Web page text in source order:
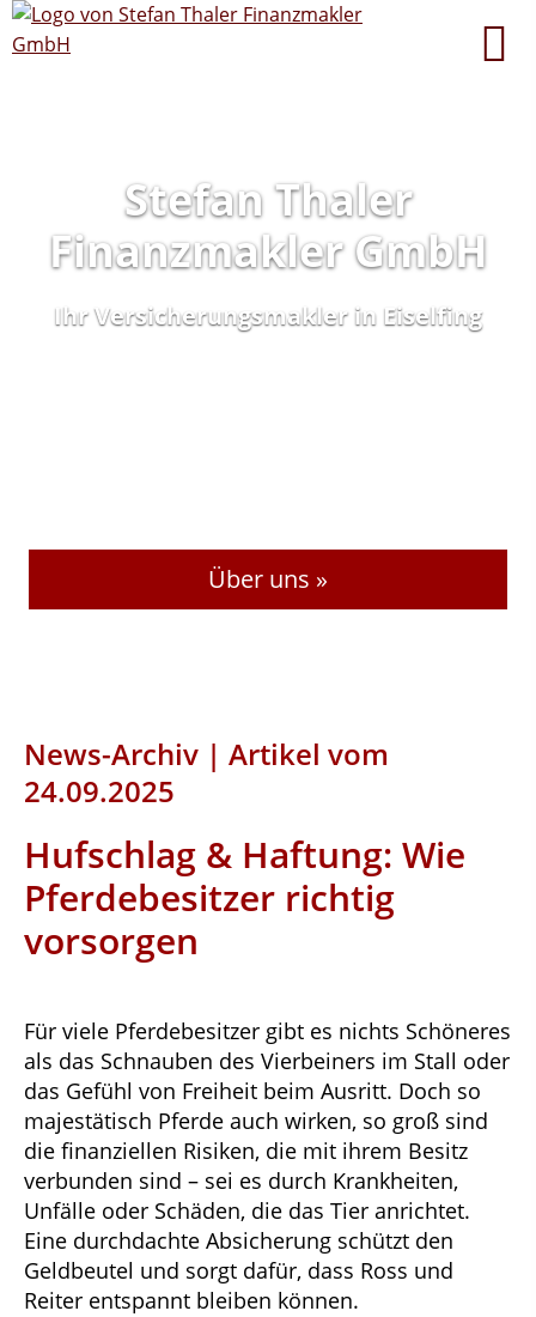
Stefan Thaler
Finanzmakler GmbH
Ihr Versicherungsmakler in Eiselfing
Über uns »
News-Archiv | Artikel vom
24.09.2025
Hufschlag & Haftung: Wie
Pferdebesitzer richtig
vorsorgen
Für viele Pferdebesitzer gibt es nichts Schöneres
als das Schnauben des Vierbeiners im Stall oder
das Gefühl von Freiheit beim Ausritt. Doch so
majestätisch Pferde auch wirken, so groß sind
die finanziellen Risiken, die mit ihrem Besitz
verbunden sind – sei es durch Krankheiten,
Unfälle oder Schäden, die das Tier anrichtet.
Eine durchdachte Absicherung schützt den
Geldbeutel und sorgt dafür, dass Ross und
Reiter entspannt bleiben können.